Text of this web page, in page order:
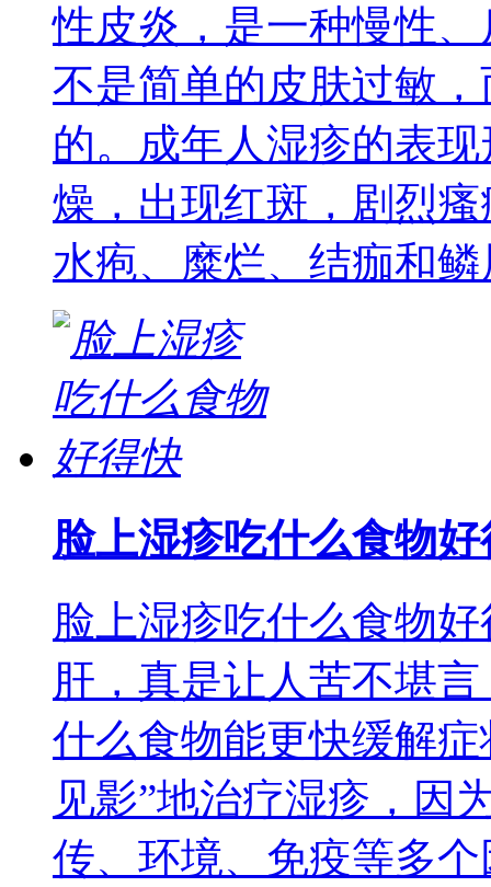
性皮炎，是一种慢性
不是简单的皮肤过敏
的。成年人湿疹的表
燥，出现红斑，剧烈
水疱、糜烂、结痂和
脸上湿疹吃什么食物
脸上湿疹吃什么食物
肝，真是让人苦不堪
什么食物能更快缓解
见影”地治疗湿疹，因
传、环境、免疫等多